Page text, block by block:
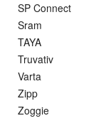
SP Connect
Sram
TAYA
Truvativ
Varta
Zipp
Zoggie